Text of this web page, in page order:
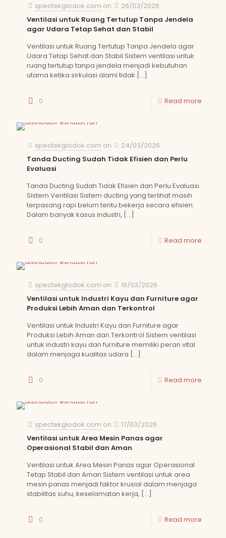
spectekglodok.com on
26/03/2026
Ventilasi untuk Ruang Tertutup Tanpa Jendela
agar Udara Tetap Sehat dan Stabil
Ventilasi untuk Ruang Tertutup Tanpa Jendela agar
Udara Tetap Sehat dan Stabil Sistem ventilasi untuk
ruang tertutup tanpa jendela menjadi kebutuhan
utama ketika sirkulasi alami tidak […]
0 Read more
spectekglodok.com on
24/03/2026
Tanda Ducting Sudah Tidak Efisien dan Perlu
Evaluasi
Tanda Ducting Sudah Tidak Efisien dan Perlu Evaluasi
Sistem Ventilasi Sistem ducting yang terlihat masih
terpasang rapi belum tentu bekerja secara efisien.
Dalam banyak kasus industri, […]
0 Read more
spectekglodok.com on
19/03/2026
Ventilasi untuk Industri Kayu dan Furniture agar
Produksi Lebih Aman dan Terkontrol
Ventilasi untuk Industri Kayu dan Furniture agar
Produksi Lebih Aman dan Terkontrol Sistem ventilasi
untuk industri kayu dan furniture memiliki peran vital
dalam menjaga kualitas udara […]
0 Read more
spectekglodok.com on
17/03/2026
Ventilasi untuk Area Mesin Panas agar
Operasional Stabil dan Aman
Ventilasi untuk Area Mesin Panas agar Operasional
Tetap Stabil dan Aman Sistem ventilasi untuk area
mesin panas menjadi faktor krusial dalam menjaga
stabilitas suhu, keselamatan kerja, […]
0 Read more